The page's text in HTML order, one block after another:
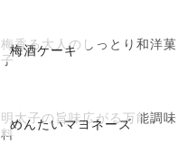
梅酒ケーキ
梅香る大人のしっとり和洋菓
子
めんたいマヨネーズ
明太子の旨味広がる万能調味
料